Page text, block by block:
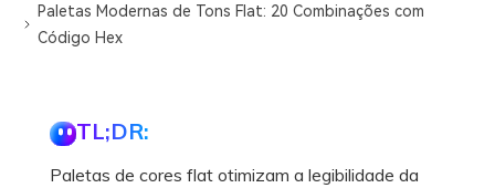
Paletas Modernas de Tons Flat: 20 Combinações com
Código Hex
TL;DR:
Paletas de cores flat otimizam a legibilidade da